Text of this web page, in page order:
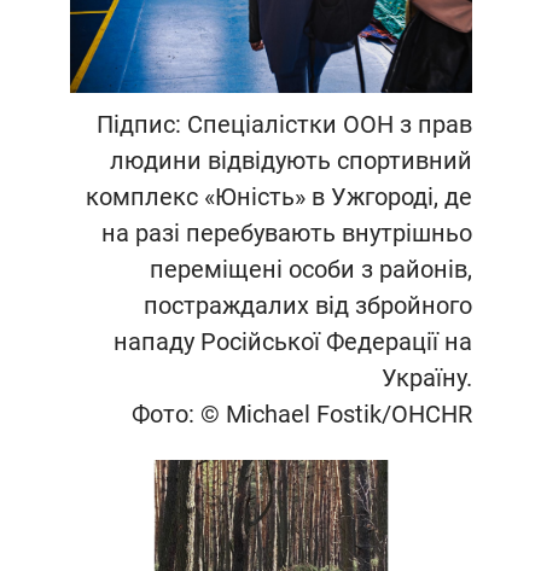
Підпис: Спеціалістки ООН з прав
людини відвідують спортивний
комплекс «Юність» в Ужгороді, де
на разі перебувають внутрішньо
переміщені особи з районів,
постраждалих від збройного
нападу Російської Федерації на
Україну.
Фото: © Michael Fostik/OHCHR